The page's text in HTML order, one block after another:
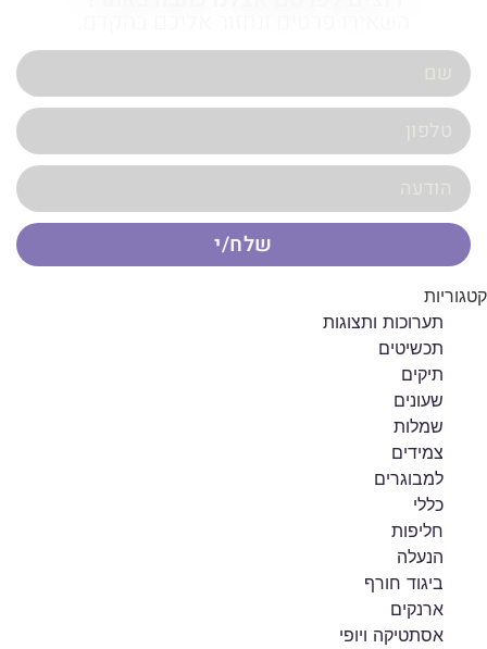
שלח/י
קטגוריות
תערוכות ותצוגות
תכשיטים
תיקים
שעונים
שמלות
צמידים
למבוגרים
כללי
חליפות
הנעלה
ביגוד חורף
ארנקים
אסתטיקה ויופי